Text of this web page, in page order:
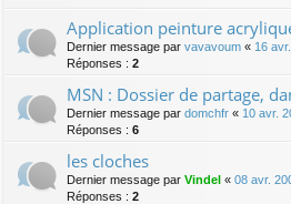
Application peinture
Dernier message par vavavoum « 16
Réponses : 2
MSN : Dossier de partage,
Dernier message par domchfr « 10 avr.
Réponses : 6
les cloches
Dernier message par Vindel « 08 avr.
Réponses : 2